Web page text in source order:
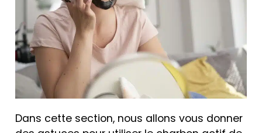
Dans cette section, nous allons vous donner